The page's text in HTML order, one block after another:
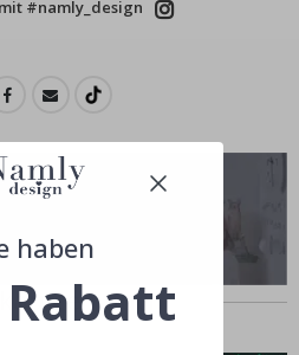
#namly_design
auch
haben
Rabatt